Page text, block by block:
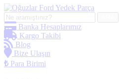
Banka Hesaplarımız
Kargo Takibi
Blog
Bize Ulaşın
₺ Para Birimi